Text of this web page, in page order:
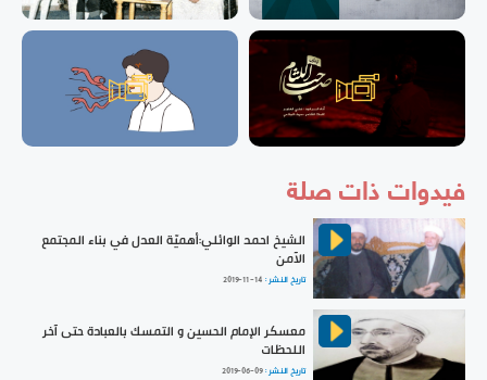
فيدوات ذات صلة
الشيخ احمد الوائلي:أهميّة العدل في بناء المجتمع
الآمن
تاريخ النشر : 2019-11-14
معسكر الإمام الحسين و التمسك بالعبادة حتى آخر
اللحظات
تاريخ النشر :2019-06-09